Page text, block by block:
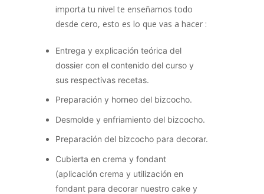
importa tu nivel te enseñamos todo
desde cero, esto es lo que vas a hacer :
Entrega y explicación teórica del
dossier con el contenido del curso y
sus respectivas recetas.
Preparación y horneo del bizcocho.
Desmolde y enfriamiento del bizcocho.
Preparación del bizcocho para decorar.
Cubierta en crema y fondant
(aplicación crema y utilización en
fondant para decorar nuestro cake y